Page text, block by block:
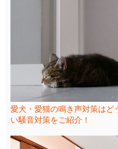
愛犬・愛猫の鳴き声対策はど
い騒音対策をご紹介！